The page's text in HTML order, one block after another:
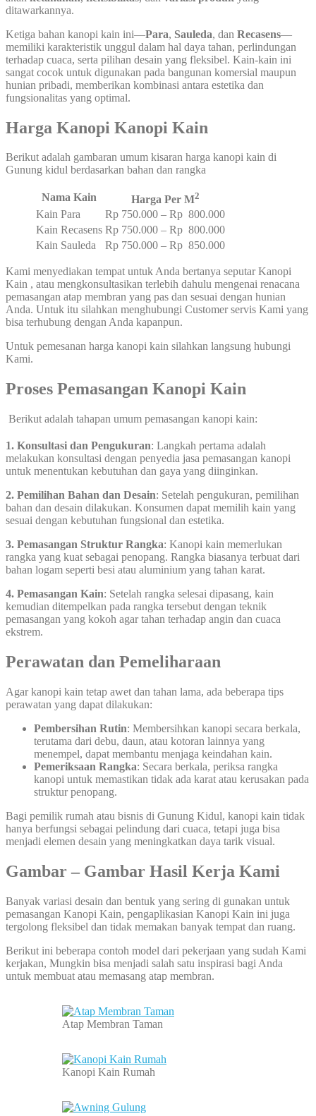
ditawarkannya.
Ketiga bahan kanopi kain ini—Para, Sauleda, dan Recasens—
memiliki karakteristik unggul dalam hal daya tahan, perlindungan
terhadap cuaca, serta pilihan desain yang fleksibel. Kain-kain ini
sangat cocok untuk digunakan pada bangunan komersial maupun
hunian pribadi, memberikan kombinasi antara estetika dan
fungsionalitas yang optimal.
Harga Kanopi Kanopi Kain
Berikut adalah gambaran umum kisaran harga kanopi kain di
Gunung kidul berdasarkan bahan dan rangka
Nama Kain Harga Per M2
Kain Para
Rp 750.000 – Rp 800.000
Kain Recasens Rp 750.000 – Rp 800.000
Kain Sauleda
Rp 750.000 – Rp 850.000
Kami menyediakan tempat untuk Anda bertanya seputar Kanopi
Kain , atau mengkonsultasikan terlebih dahulu mengenai renacana
pemasangan atap membran yang pas dan sesuai dengan hunian
Anda. Untuk itu silahkan menghubungi Customer servis Kami yang
bisa terhubung dengan Anda kapanpun.
Untuk pemesanan harga kanopi kain silahkan langsung hubungi
Kami.
Proses Pemasangan Kanopi Kain
Berikut adalah tahapan umum pemasangan kanopi kain:
1. Konsultasi dan Pengukuran: Langkah pertama adalah
melakukan konsultasi dengan penyedia jasa pemasangan kanopi
untuk menentukan kebutuhan dan gaya yang diinginkan.
2. Pemilihan Bahan dan Desain: Setelah pengukuran, pemilihan
bahan dan desain dilakukan. Konsumen dapat memilih kain yang
sesuai dengan kebutuhan fungsional dan estetika.
3. Pemasangan Struktur Rangka: Kanopi kain memerlukan
rangka yang kuat sebagai penopang. Rangka biasanya terbuat dari
bahan logam seperti besi atau aluminium yang tahan karat.
4. Pemasangan Kain: Setelah rangka selesai dipasang, kain
kemudian ditempelkan pada rangka tersebut dengan teknik
pemasangan yang kokoh agar tahan terhadap angin dan cuaca
ekstrem.
Perawatan dan Pemeliharaan
Agar kanopi kain tetap awet dan tahan lama, ada beberapa tips
perawatan yang dapat dilakukan:
Pembersihan Rutin: Membersihkan kanopi secara berkala,
terutama dari debu, daun, atau kotoran lainnya yang
menempel, dapat membantu menjaga keindahan kain.
Pemeriksaan Rangka: Secara berkala, periksa rangka
kanopi untuk memastikan tidak ada karat atau kerusakan pada
struktur penopang.
Bagi pemilik rumah atau bisnis di Gunung Kidul, kanopi kain tidak
hanya berfungsi sebagai pelindung dari cuaca, tetapi juga bisa
menjadi elemen desain yang meningkatkan daya tarik visual.
Gambar – Gambar Hasil Kerja Kami
Banyak variasi desain dan bentuk yang sering di gunakan untuk
pemasangan Kanopi Kain, pengaplikasian Kanopi Kain ini juga
tergolong fleksibel dan tidak memakan banyak tempat dan ruang.
Berikut ini beberapa contoh model dari pekerjaan yang sudah Kami
kerjakan, Mungkin bisa menjadi salah satu inspirasi bagi Anda
untuk membuat atau memasang atap membran.
Atap Membran Taman
Kanopi Kain Rumah